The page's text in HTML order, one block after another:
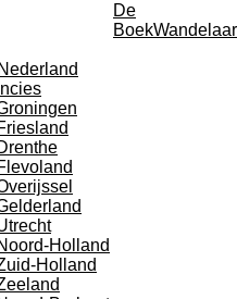
De
BoekWandelaar
Holland
Holland